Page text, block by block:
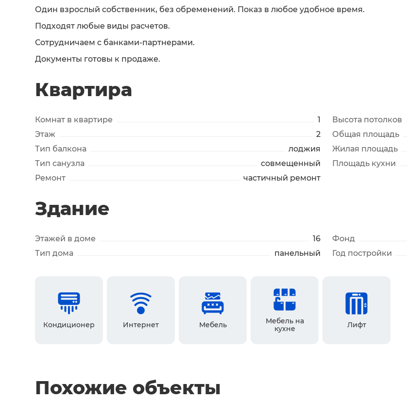
Один взрослый собственник, без обременений. Показ в любое удобное время.
Подходят любые виды расчетов.
Сотрудничаем с банками-партнерами.
Документы готовы к продаже.
Квартира
Комнат в квартире
1
Этаж
2
Тип балкона
лоджия
Тип санузла
совмещенный
Ремонт
частичный ремонт
Высота потолков
Общая площадь
Жилая площадь
Площадь кухни
Здание
Этажей в доме
16
Тип дома
панельный
Фонд
Год постройки
Кондиционер Интернет Мебель
Мебель на
кухне
Лифт
Похожие объекты